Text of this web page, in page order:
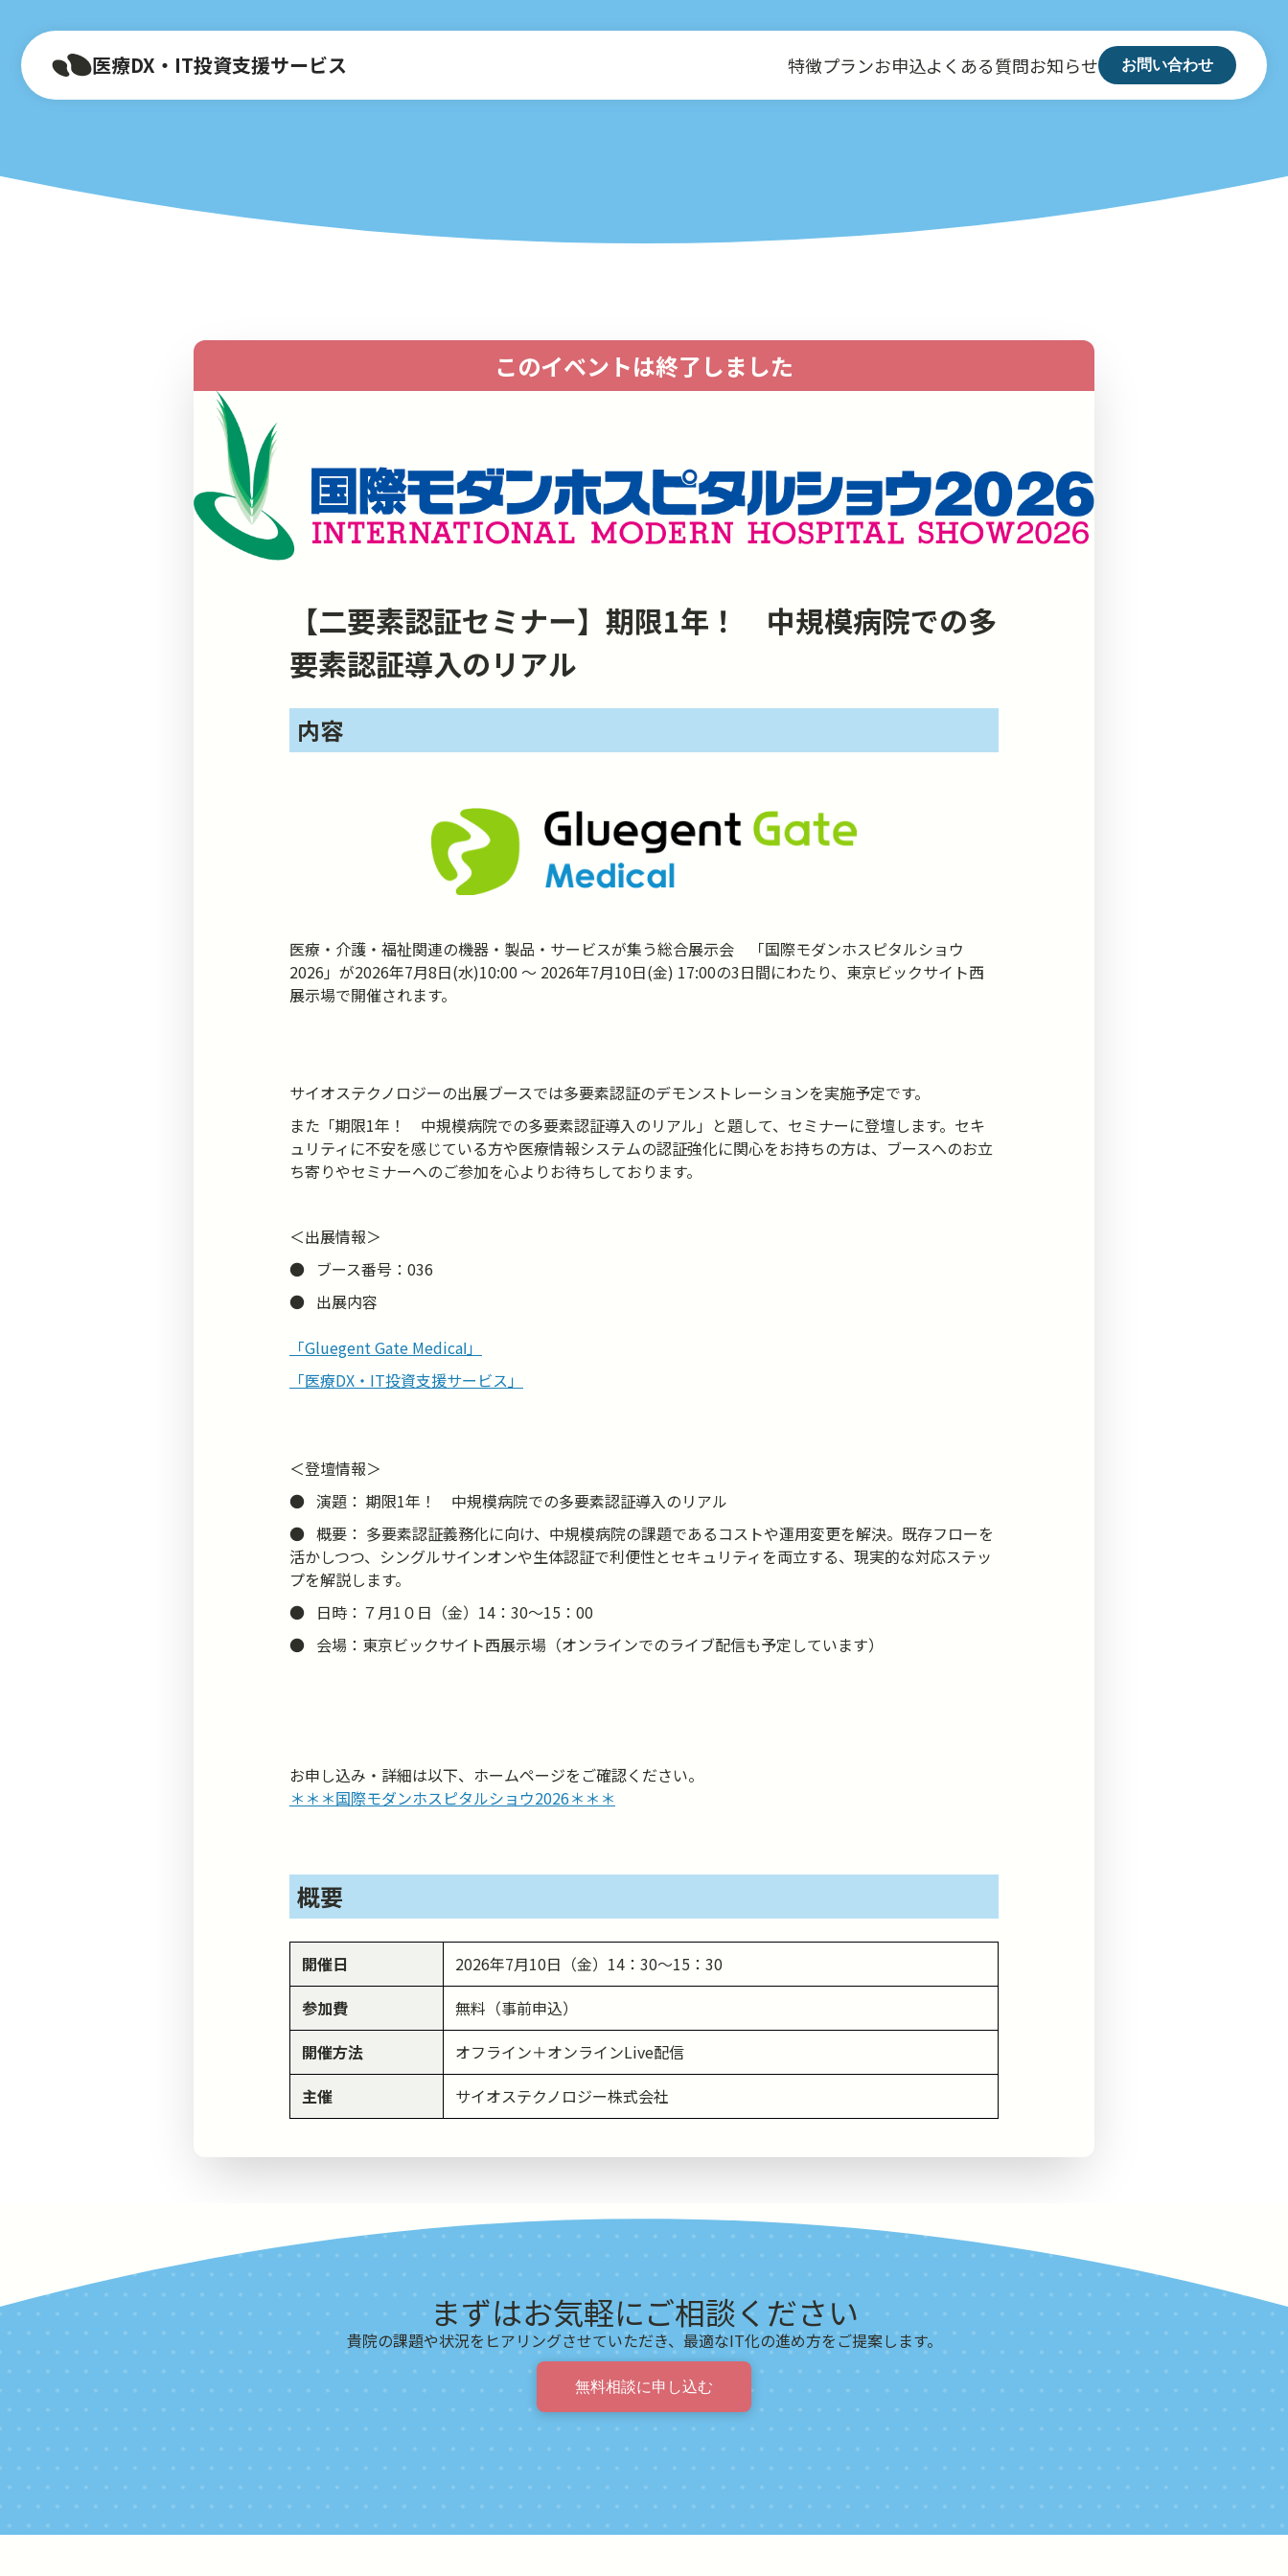
医療DX・IT投資支援サービス 特徴プランお申込よくある質問お知らせ お問い合わせ
このイベントは終了しました
【二要素認証セミナー】期限1年！ 中規模病院での多
要素認証導入のリアル
内容
医療・介護・福祉関連の機器・製品・サービスが集う総合展示会 「国際モダンホスピタルショウ
2026」が2026年7月8日(水)10:00 ～ 2026年7月10日(金) 17:00の3日間にわたり、東京ビックサイト西
展示場で開催されます。
サイオステクノロジーの出展ブースでは多要素認証のデモンストレーションを実施予定です。
また「期限1年！ 中規模病院での多要素認証導入のリアル」と題して、セミナーに登壇します。セキ
ュリティに不安を感じている方や医療情報システムの認証強化に関心をお持ちの方は、ブースへのお立
ち寄りやセミナーへのご参加を心よりお待ちしております。
＜出展情報＞
● ブース番号：036
● 出展内容
「Gluegent Gate Medicaⅼ」
「医療DX・IT投資支援サービス」
＜登壇情報＞
● 演題： 期限1年！ 中規模病院での多要素認証導入のリアル
● 概要： 多要素認証義務化に向け、中規模病院の課題であるコストや運用変更を解決。既存フローを
活かしつつ、シングルサインオンや生体認証で利便性とセキュリティを両立する、現実的な対応ステッ
プを解説します。
● 日時：７月1０日（金）14：30～15：00
● 会場：東京ビックサイト西展示場（オンラインでのライブ配信も予定しています）
お申し込み・詳細は以下、ホームページをご確認ください。
＊＊＊国際モダンホスピタルショウ2026＊＊＊
概要
開催日 2026年7月10日（金） 14：30～15：30
参加費
無料（事前申込）
開催方法
オフライン＋オンラインLive配信
主催
サイオステクノロジー株式会社
まずはお気軽にご相談ください
貴院の課題や状況をヒアリングさせていただき、最適なIT化の進め方をご提案します。
無料相談に申し込む